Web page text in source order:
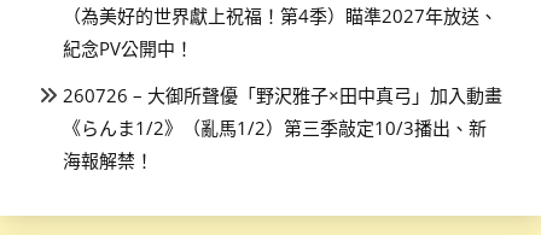
（為美好的世界獻上祝福！第4季）瞄準2027年放送、
紀念PV公開中！
260726 – 大御所聲優「野沢雅子×田中真弓」加入動畫
《らんま1/2》（亂馬1/2）第三季敲定10/3播出、新
海報解禁！